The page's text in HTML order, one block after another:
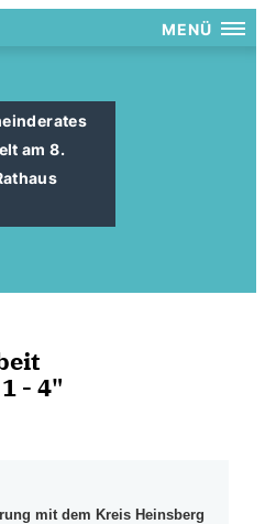
MENÜ
am 8.
- 4"
mit dem Kreis Heinsberg